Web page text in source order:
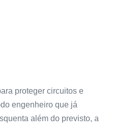
proteger circuitos e
engenheiro que já
além do previsto, a